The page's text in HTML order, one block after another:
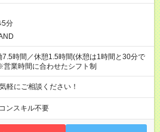
5分
業時間に合わせたシフト制
軽にご相談ください！
ンスキル不要